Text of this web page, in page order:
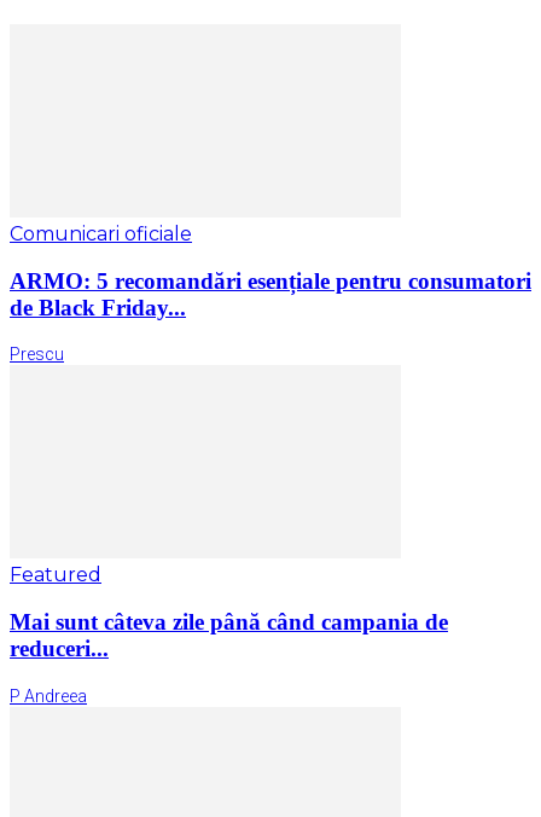
Comunicari oficiale
ARMO: 5 recomandări esențiale pentru consumatori
de Black Friday...
Prescu
Featured
Mai sunt câteva zile până când campania de
reduceri...
P Andreea